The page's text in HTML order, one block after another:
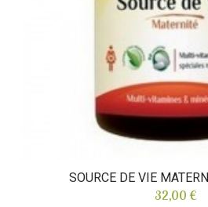
SOURCE DE VIE
32,00 €